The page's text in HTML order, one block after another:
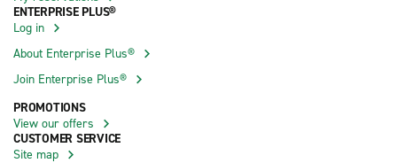
ENTERPRISE PLUS®
Log in
About Enterprise Plus®
Join Enterprise Plus®
PROMOTIONS
View our offers
CUSTOMER SERVICE
Site map